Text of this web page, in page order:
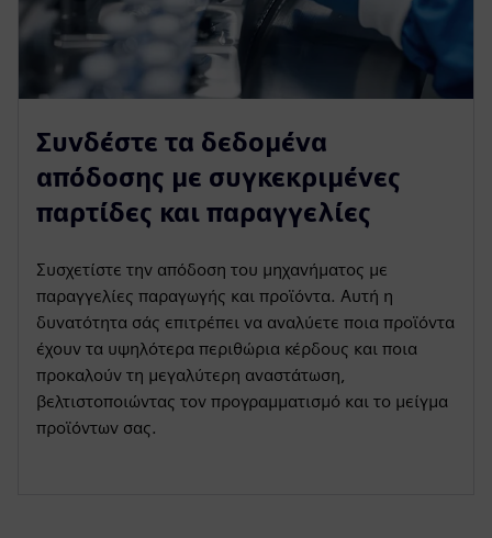
Συνδέστε τα δεδομένα
απόδοσης με συγκεκριμένες
παρτίδες και παραγγελίες
Συσχετίστε την απόδοση του μηχανήματος με
παραγγελίες παραγωγής και προϊόντα. Αυτή η
δυνατότητα σάς επιτρέπει να αναλύετε ποια προϊόντα
έχουν τα υψηλότερα περιθώρια κέρδους και ποια
προκαλούν τη μεγαλύτερη αναστάτωση,
βελτιστοποιώντας τον προγραμματισμό και το μείγμα
προϊόντων σας.